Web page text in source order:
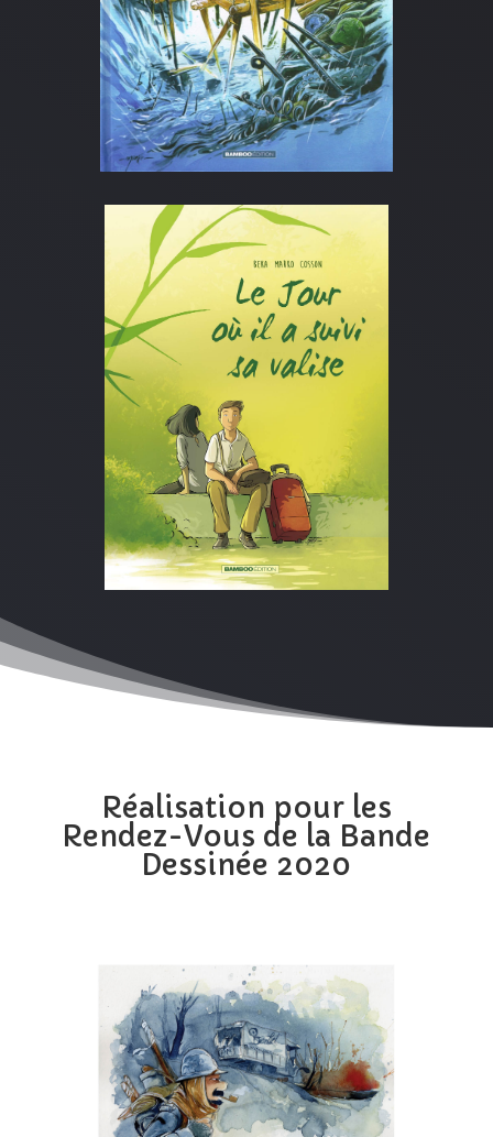
Réalisation pour les
Rendez-Vous de la Bande
Dessinée 2020